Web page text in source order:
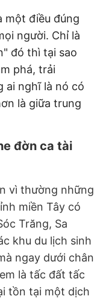
một điều đúng
người. Chỉ là
đó thì tại sao
phá, trải
ai nghĩ là nó có
là giữa trung
đờn ca tài
vì thường những
miền Tây có
Trăng, Sa
khu du lịch sinh
ngay dưới chân
là tấc đất tấc
tồn tại một dịch